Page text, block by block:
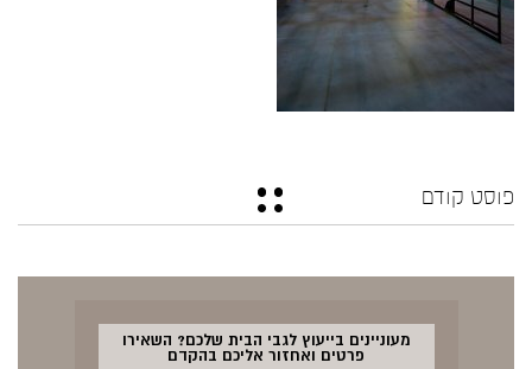
פוסט קודם
מעוניינים בייעוץ לגבי הבית שלכם? השאירו
פרטים ואחזור אליכם בהקדם